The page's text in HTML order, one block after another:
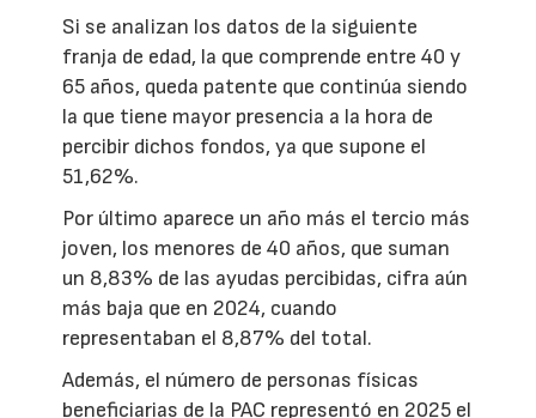
Si se analizan los datos de la siguiente
franja de edad, la que comprende entre 40 y
65 años, queda patente que continúa siendo
la que tiene mayor presencia a la hora de
percibir dichos fondos, ya que supone el
51,62%.
Por último aparece un año más el tercio más
joven, los menores de 40 años, que suman
un 8,83% de las ayudas percibidas, cifra aún
más baja que en 2024, cuando
representaban el 8,87% del total.
Además, el número de personas físicas
beneficiarias de la PAC representó en 2025 el